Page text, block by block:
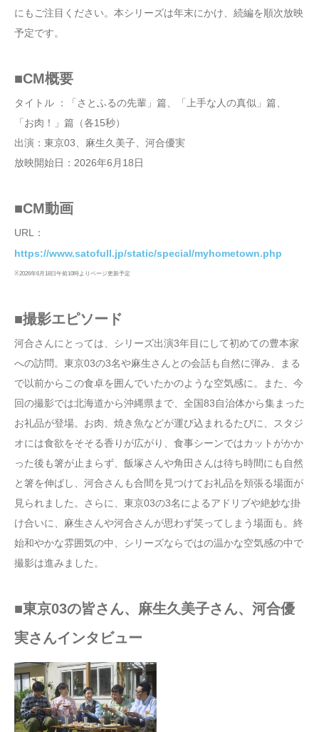
にもご注目ください。本シリーズは年末にかけ、続編を順次放映
予定です。
■CM概要
タイトル ：「さとふるの先輩」篇、「上手な人の真似」篇、
「お肉！」篇（各15秒）
出演：東京03、麻生久美子、河合優実
放映開始日：2026年6月18日
■CM動画
URL：
https://www.satofull.jp/static/special/myhometown.php
※2026年6月18日午前10時よりページ更新予定
■撮影エピソード
河合さんにとっては、シリーズ出演3年目にして初めての豊本家
への訪問。東京03の3名や麻生さんとの会話も自然に弾み、まる
で以前からこの食卓を囲んでいたかのような空気感に。また、今
回の撮影では北海道から沖縄県まで、全国83自治体から集まった
お礼品が登場。お肉、焼き魚などが運び込まれるたびに、スタジ
オには食欲をそそる香りが広がり、食事シーンではカットがかか
った後も箸が止まらず、飯塚さんや角田さんは待ち時間にも自然
と箸を伸ばし、河合さんも合間を見つけてお礼品を頬張る場面が
見られました。さらに、東京03の3名によるアドリブや絶妙な掛
け合いに、麻生さんや河合さんが思わず笑ってしまう場面も。終
始和やかな雰囲気の中、シリーズならではの温かな空気感の中で
撮影は進みました。
■東京03の皆さん、麻生久美子さん、河合優
実さんインタビュー